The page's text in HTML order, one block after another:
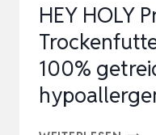
(1
X
3
KG)
HEY HOLY
100%